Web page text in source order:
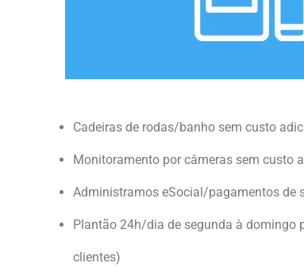
Cadeiras de rodas/banho sem custo
Monitoramento por câmeras sem custo
Administramos eSocial/pagamentos de
Plantão 24h/dia de segunda à domingo
clientes)